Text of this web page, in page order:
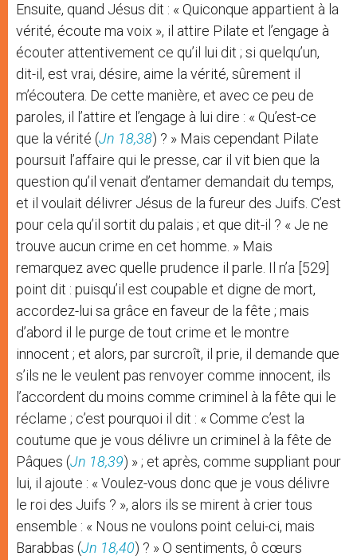
Ensuite, quand Jésus dit : « Quiconque appartient à la
vérité, écoute ma voix », il attire Pilate et l’engage à
écouter attentivement ce qu’il lui dit ; si quelqu’un,
dit-il, est vrai, désire, aime la vérité, sûrement il
m’écoutera. De cette manière, et avec ce peu de
paroles, il l’attire et l’engage à lui dire : « Qu’est-ce
que la vérité (Jn 18,38) ? » Mais cependant Pilate
poursuit l’affaire qui le presse, car il vit bien que la
question qu’il venait d’entamer demandait du temps,
et il voulait délivrer Jésus de la fureur des Juifs. C’est
pour cela qu’il sortit du palais ; et que dit-il ? « Je ne
trouve aucun crime en cet homme. » Mais
remarquez avec quelle prudence il parle. Il n’a [529]
point dit : puisqu’il est coupable et digne de mort,
accordez-lui sa grâce en faveur de la fête ; mais
d’abord il le purge de tout crime et le montre
innocent ; et alors, par surcroît, il prie, il demande que
s’ils ne le veulent pas renvoyer comme innocent, ils
l’accordent du moins comme criminel à la fête qui le
réclame ; c’est pourquoi il dit : « Comme c’est la
coutume que je vous délivre un criminel à la fête de
Pâques (Jn 18,39) » ; et après, comme suppliant pour
lui, il ajoute : « Voulez-vous donc que je vous délivre
le roi des Juifs ? », alors ils se mirent à crier tous
ensemble : « Nous ne voulons point celui-ci, mais
Barabbas (Jn 18,40) ? » O sentiments, ô cœurs